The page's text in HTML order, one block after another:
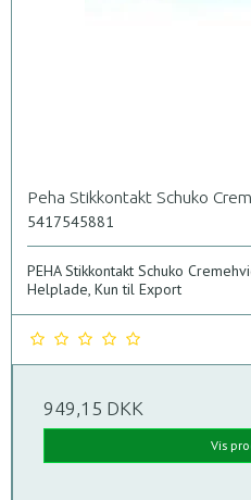
Peha Stikkontakt Schuko
5417545881
PEHA Stikkontakt Schuko
Helplade, Kun til Export
949,15 DKK
Vis